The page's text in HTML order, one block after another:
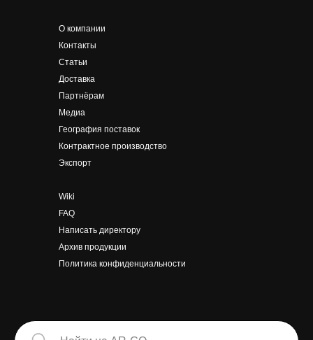
О компании
Контакты
Статьи
Доставка
Партнёрам
Медиа
География поставок
Контрактное производство
Экспорт
Wiki
FAQ
Написать директору
Архив продукции
Политика конфиденциальности